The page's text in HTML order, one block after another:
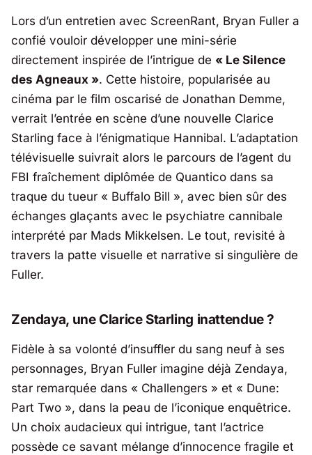
Lors d’un entretien avec ScreenRant, Bryan Fuller a
confié vouloir développer une mini-série
directement inspirée de l’intrigue de « Le Silence
des Agneaux ». Cette histoire, popularisée au
cinéma par le film oscarisé de Jonathan Demme,
verrait l’entrée en scène d’une nouvelle Clarice
Starling face à l’énigmatique Hannibal. L’adaptation
télévisuelle suivrait alors le parcours de l’agent du
FBI fraîchement diplômée de Quantico dans sa
traque du tueur « Buffalo Bill », avec bien sûr des
échanges glaçants avec le psychiatre cannibale
interprété par Mads Mikkelsen. Le tout, revisité à
travers la patte visuelle et narrative si singulière de
Fuller.
Zendaya, une Clarice Starling inattendue ?
Fidèle à sa volonté d’insuffler du sang neuf à ses
personnages, Bryan Fuller imagine déjà Zendaya,
star remarquée dans « Challengers » et « Dune:
Part Two », dans la peau de l’iconique enquêtrice.
Un choix audacieux qui intrigue, tant l’actrice
possède ce savant mélange d’innocence fragile et